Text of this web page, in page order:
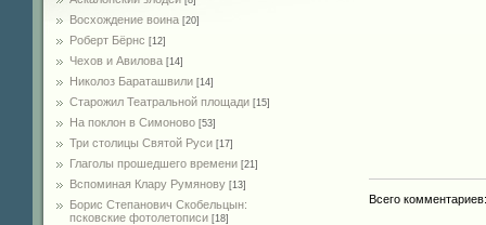
Восхождение воина [20]
Роберт Бёрнс [12]
Чехов и Авилова [14]
Николоз Бараташвили [14]
Cтарожил Театральной площади [15]
На поклон в Симоново [53]
Три столицы Святой Руси [17]
Глаголы прошедшего времени [21]
Вспоминая Клару Румянову [13]
Борис Степанович Скобельцын:
псковские фотолетописи [18]
Всего комментариев